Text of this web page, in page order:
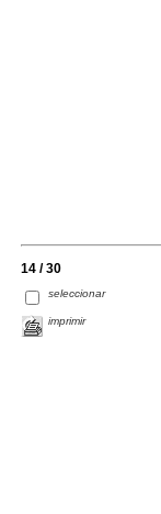
14 / 30
seleccionar
imprimir